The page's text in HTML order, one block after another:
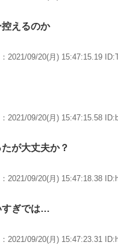
えるのか
：2021/09/20(月) 15:47:15.19
：2021/09/20(月) 15:47:15.58
が大丈夫か？
：2021/09/20(月) 15:47:18.38
すぎでは…
：2021/09/20(月) 15:47:23.31